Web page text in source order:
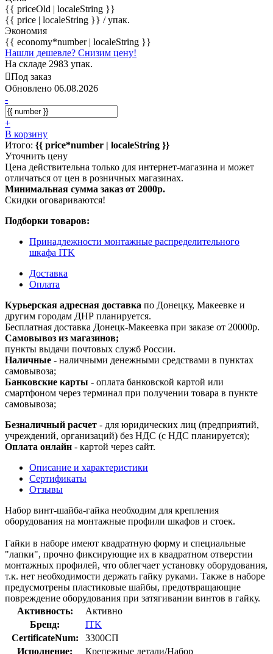
{{ priceOld | localeString }}
{{ price | localeString }} / упак.
Экономия
{{ economy*number | localeString }}
Нашли дешевле? Снизим цену!
На складе 2983 упак.
Под заказ
Обновлено 06.08.2026
-
+
В корзину
Итого: {{ price*number | localeString }}
Уточнить цену
Цена действительна только для интернет-магазина и может
отличаться от цен в розничных магазинах.
Минимальная сумма заказ от 2000р.
Скидки оговариваются!
Подборки товаров:
Принадлежности монтажные распределительного
шкафа ITK
Доставка
Оплата
Курьерская адресная доставка по Донецку, Макеевке и
другим городам ДНР планируется.
Бесплатная доставка Донецк-Макеевка при заказе от 20000р.
Самовывоз из магазинов;
пункты выдачи почтовых служб России.
Наличные - наличными денежными средствами в пунктах
самовывоза;
Банковские карты - оплата банковской картой или
смартфоном через терминал при получении товара в пункте
самовывоза;
Безналичный расчет - для юридических лиц (предприятий,
учреждений, организаций) без НДС (с НДС планируется);
Оплата онлайн - картой через сайт.
Описание и характеристики
Сертификаты
Отзывы
Набор винт-шайба-гайка необходим для крепления
оборудования на монтажные профили шкафов и стоек.
Гайки в наборе имеют квадратную форму и специальные
"лапки", прочно фиксирующие их в квадратном отверстии
монтажных профилей, что облегчает установку оборудования,
т.к. нет необходимости держать гайку руками. Также в наборе
предусмотрены пластиковые шайбы, предотвращающие
повреждение оборудования при затягивании винтов в гайку.
Активность:
Активно
Бренд:
ITK
CertificateNum:
3300СП
Исполнение:
Крепежные детали/Набор